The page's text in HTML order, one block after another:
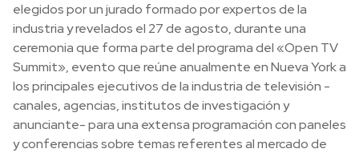
elegidos por un jurado formado por expertos de la
industria y revelados el 27 de agosto, durante una
ceremonia que forma parte del programa del «Open TV
Summit», evento que reúne anualmente en Nueva York a
los principales ejecutivos de la industria de televisión -
canales, agencias, institutos de investigación y
anunciante- para una extensa programación con paneles
y conferencias sobre temas referentes al mercado de